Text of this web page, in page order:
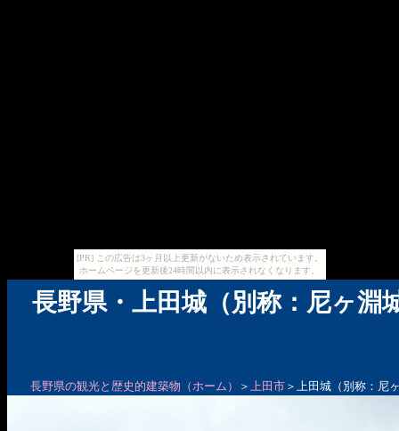
[PR] この広告は3ヶ月以上更新がないため表示されています。
ホームページを更新後24時間以内に表示されなくなります。
長野県・上田城（別称：尼ヶ淵
長野県の観光と歴史的建築物（ホーム） ＞ 上田市 ＞上田城（別称：尼